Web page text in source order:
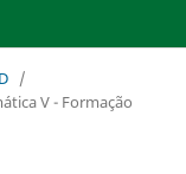
/
V - Formação